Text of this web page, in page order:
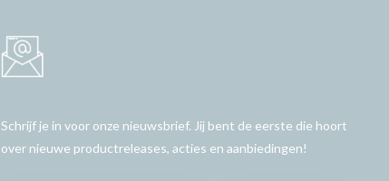
Schrijf je in voor onze nieuwsbrief. Jij bent de eerste die hoort
over nieuwe productreleases, acties en aanbiedingen!